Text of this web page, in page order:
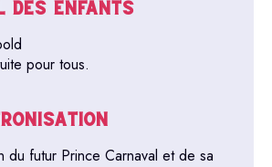
DES ENFANTS
pour tous.
du futur Prince Carnaval et de sa